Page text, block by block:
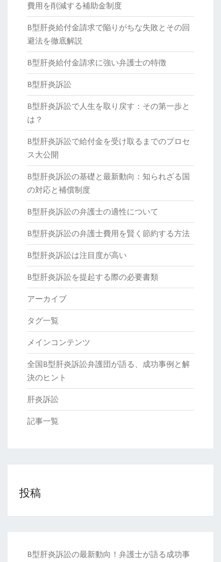
費用を削減する補助金制度
B型肝炎給付金請求で陥りがちな失敗とその回
避法を徹底解説
B型肝炎給付金請求に強い弁護士の特徴
B型肝炎訴訟
B型肝炎訴訟で人生を取り戻す：その第一歩と
は？
B型肝炎訴訟で給付金を受け取るまでのプロセ
ス大公開
B型肝炎訴訟の基礎と最新動向：知られざる国
の対応と補償制度
B型肝炎訴訟の弁護士の適性について
B型肝炎訴訟の弁護士費用を賢く節約する方法
B型肝炎訴訟は注目度が高い
B型肝炎訴訟を提起する際の必要書類
アーカイブ
タグ一覧
メインコンテンツ
全国B型肝炎訴訟弁護団が語る、成功事例と解
決のヒント
肝炎訴訟
記事一覧
投稿
B型肝炎訴訟の最新動向！弁護士が語る成功事